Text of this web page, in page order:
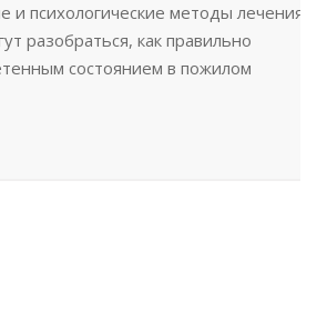
и психологические методы лечения.
разобраться, как правильно
состоянием в пожилом